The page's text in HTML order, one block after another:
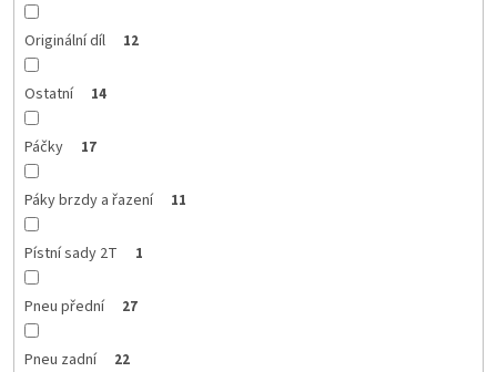
Originální díl 12
Ostatní 14
Páčky 17
Páky brzdy a řazení 11
Pístní sady 2T 1
Pneu přední 27
Pneu zadní 22